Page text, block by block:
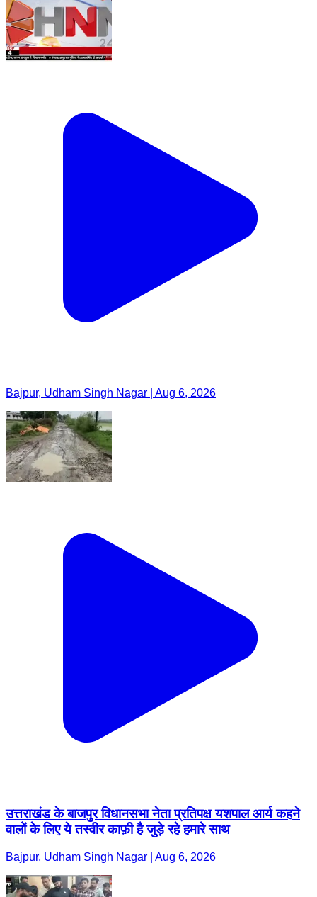
Bajpur, Udham Singh Nagar | Aug 6, 2026
उत्तराखंड के बाजपुर विधानसभा नेता प्रतिपक्ष यशपाल आर्य कहने
वालों के लिए ये तस्वीर काफ़ी है जुड़े रहे हमारे साथ
Bajpur, Udham Singh Nagar | Aug 6, 2026